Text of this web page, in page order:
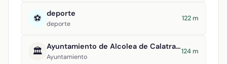
⚽ deporte
deporte
122 m
🏛️ Ayuntamiento de Alcolea de Calatrava
Ayuntamiento
124 m